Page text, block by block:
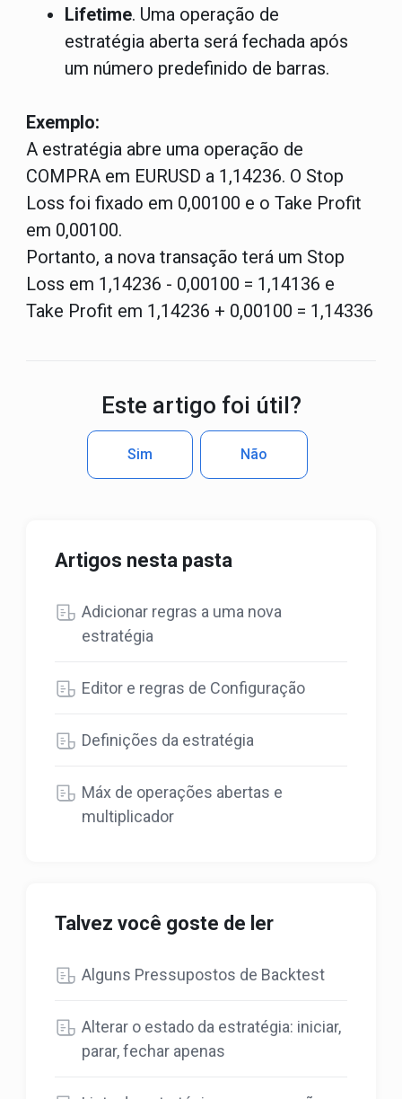
Lifetime. Uma operação de
estratégia aberta será fechada após
um número predefinido de barras.
Exemplo:
A estratégia abre uma operação de
COMPRA em EURUSD a 1,14236. O Stop
Loss foi fixado em 0,00100 e o Take Profit
em 0,00100.
Portanto, a nova transação terá um Stop
Loss em 1,14236 - 0,00100 = 1,14136 e
Take Profit em 1,14236 + 0,00100 = 1,14336
Este artigo foi útil?
Não
Sim
Artigos nesta pasta
Adicionar regras a uma nova
estratégia
Editor e regras de Configuração
Definições da estratégia
Máx de operações abertas e
multiplicador
Talvez você goste de ler
Alguns Pressupostos de Backtest
Alterar o estado da estratégia: iniciar,
parar, fechar apenas